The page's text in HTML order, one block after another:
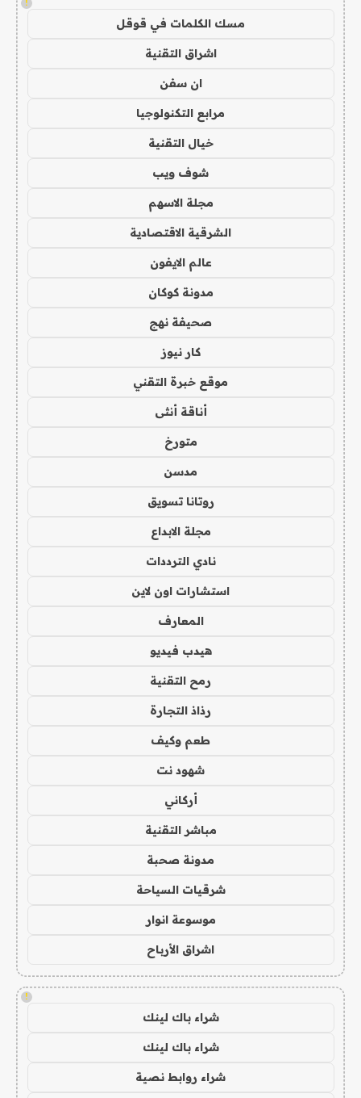
!
مسك الكلمات في قوقل
اشراق التقنية
ان سفن
مرابع التكنولوجيا
خيال التقنية
شوف ويب
مجلة الاسهم
الشرقية الاقتصادية
عالم الايفون
مدونة كوكان
صحيفة نهج
كار نيوز
موقع خبرة التقني
أناقة أنثى
متورخ
مدسن
روتانا تسويق
مجلة الابداع
نادي الترددات
استشارات اون لاين
المعارف
هيدب فيديو
رمح التقنية
رذاذ التجارة
طعم وكيف
شهود نت
أركاني
مباشر التقنية
مدونة صحبة
شرقيات السياحة
موسوعة انوار
اشراق الأرباح
!
شراء باك لينك
شراء باك لينك
شراء روابط نصية